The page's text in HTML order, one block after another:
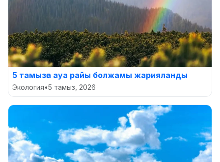
5 тамызға ауа райы болжамы жарияланды
Экология•5 тамыз, 2026